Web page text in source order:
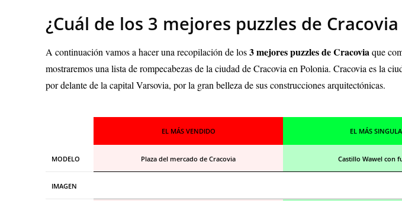
¿Cuál de los 3 mejores puzzles de
A continuación vamos a hacer una recopilación de los3mejores puzzles de Cracoviaque
mostraremos una lista de rompecabezas de la ciudad de Cracovia en Polonia. Cracovia es la
por delante de la capital Varsovia, por la gran belleza de sus construcciones arquitectónicas.
EL MÁS VENDIDO EL MÁS
MODELO Plaza del mercado de Cracovia Castillo Wawel con
IMAGEN